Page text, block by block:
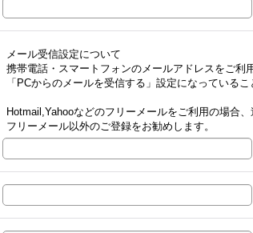
メール受信設定について
携帯電話・スマートフォンのメールアドレスをご利
「PCからのメールを受信する」設定になっているこ
Hotmail,Yahooなどのフリーメールをご利用の場合
フリーメール以外のご登録をお勧めします。